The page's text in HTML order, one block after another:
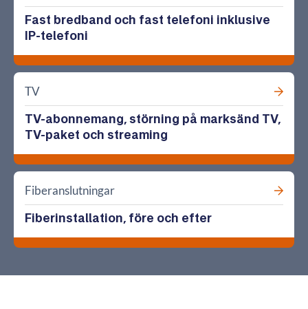
Fast bredband och fast telefoni inklusive
IP-telefoni
TV
TV-abonnemang, störning på marksänd TV,
TV-paket och streaming
Fiberanslutningar
Fiberinstallation, före och efter